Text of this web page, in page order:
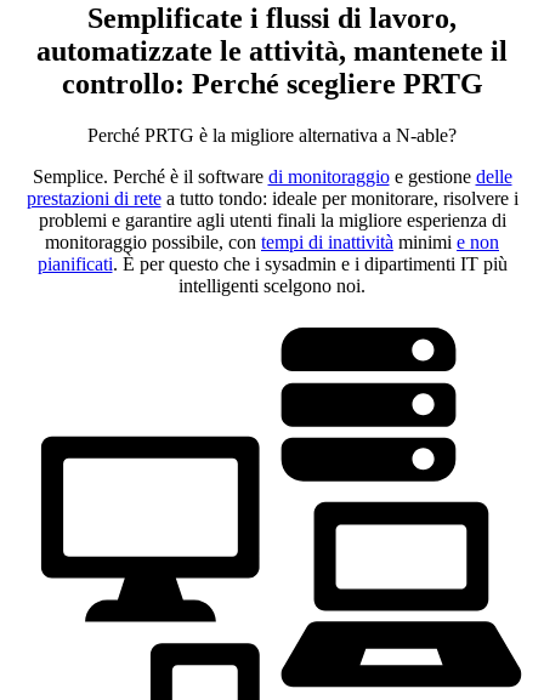
Semplificate i flussi di lavoro,
automatizzate le attività, mantenete il
controllo: Perché scegliere PRTG
Perché PRTG è la migliore alternativa a N-able?
Semplice. Perché è il software di monitoraggioe gestione delle
prestazioni di retea tutto tondo: ideale per monitorare, risolvere i
problemi e garantire agli utenti finali la migliore esperienza di
monitoraggio possibile, con tempi di inattività minimi e non
pianificati. È per questo che i sysadmin e i dipartimenti IT più
intelligenti scelgono noi.